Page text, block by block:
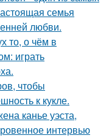
семья
любви.
то, о чём в
играть
чтобы
к кукле.
канье уэста,
интервью